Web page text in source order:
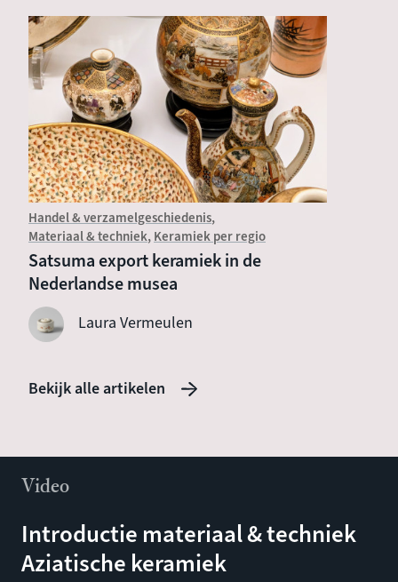
Handel & verzamelgeschiedenis
Materiaal & techniek Keramiek per regio
Satsuma export keramiek in de
Nederlandse musea
Laura Vermeulen
Bekijk alle artikelen
Video
Introductie materiaal & techniek
Aziatische keramiek